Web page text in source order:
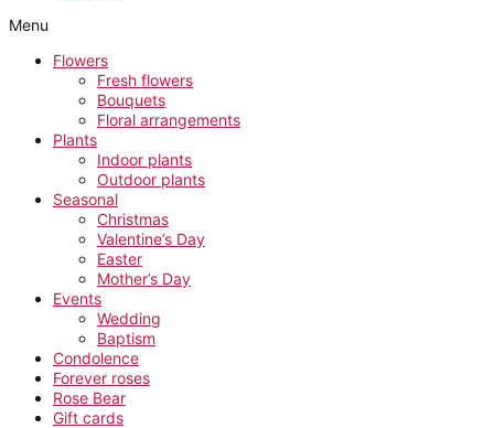
Menu
Flowers
Fresh flowers
Bouquets
Floral arrangements
Plants
Indoor plants
Outdoor plants
Seasonal
Christmas
Valentine’s Day
Easter
Mother’s Day
Events
Wedding
Baptism
Condolence
Forever roses
Rose Bear
Gift cards